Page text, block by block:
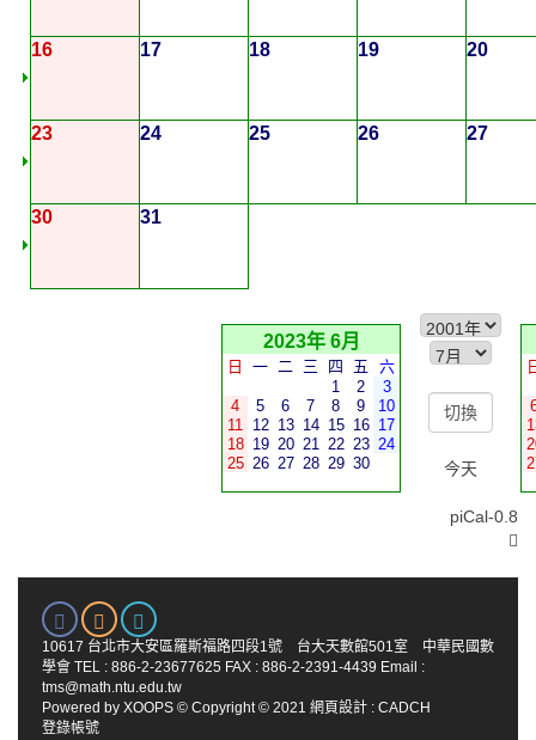
16 17 18 19 20
23 24 25 26 27
30 31
2023年 6月
日 一 二 三 四 五
六
1
2
3
4
5 6 7 8 9
10
11 12 13 14 15 16 17
18 19 20 21 22 23 24
25 26 27 28 29 30 今天
piCal-0.8
10617 台北市大安區羅斯福路四段1號 台大天數館501室 中華民國數
學會 TEL : 886-2-23677625 FAX : 886-2-2391-4439 Email :
tms@math.ntu.edu.tw
Powered by XOOPS © Copyright © 2021 網頁設計 : CADCH
登錄帳號